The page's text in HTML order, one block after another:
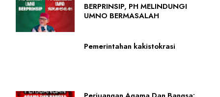
BERPRINSIP, PH MELINDUNGI
UMNO BERMASALAH
Pemerintahan kakistokrasi